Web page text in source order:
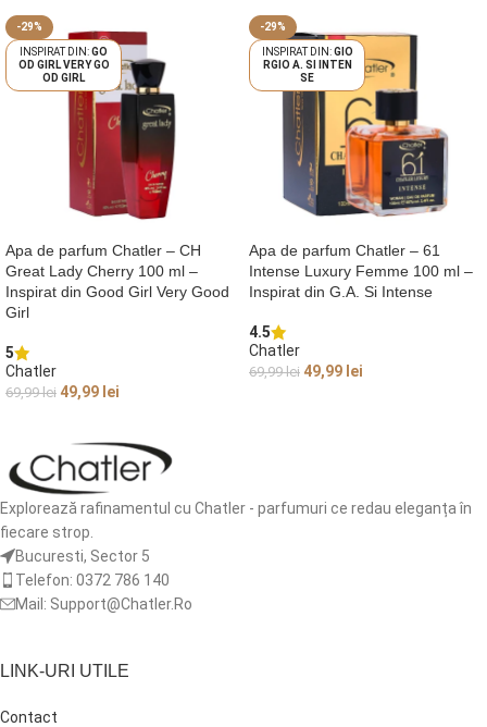
-29%
GO
OD GIRL VERY GO
OD GIRL
Apa de parfum Chatler – CH
Great Lady Cherry 100 ml –
Inspirat din Good Girl Very Good
Girl
5
Chatler
69,99lei 49,99 lei
-29%
GIO
RGIO A. SI INTEN
SE
Apa de parfum Chatler – 61
Intense Luxury Femme 100 ml –
Inspirat din G.A. Si Intense
4.5
Chatler
69,99lei 49,99 lei
Explorează rafinamentul cu Chatler - parfumuri ce redau eleganța în
fiecare strop.
Bucuresti, Sector 5
Telefon: 0372 786 140
Mail: Support@Chatler.Ro
LINK-URI UTILE
Contact